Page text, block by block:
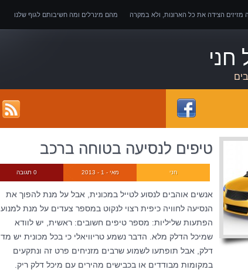
מזיזים הצידה את כל הארונות, ולא במקרה מהם מינרלים ומה חשיבותם לגוף שלנו
במקרה של אובדן כושר עבודה
טיפים לנסיעה בטוחה ברכב
0 תגובה מאי - 1 - 2013 חני
אנשים אוהבים לנסוע לטייל במכונית, אבל על מנת להפוך את
הנסיעה לחוויה כיפית רצוי לנקוט במספר צעדים על מנת למנוע
הפתעות שליליות: מספר טיפים חשובים: ראשית, יש לוודא
שמיכל הדלק מלא. הדבר נשמע טריוויאלי כי בכל מכונית יש מד
דלק, אבל תופתעו לשמוע שרבים מזניחים פרט זה ונתקעים
במקומות מבודדים או בכבישים מהירים עם מיכל דלק ריק.